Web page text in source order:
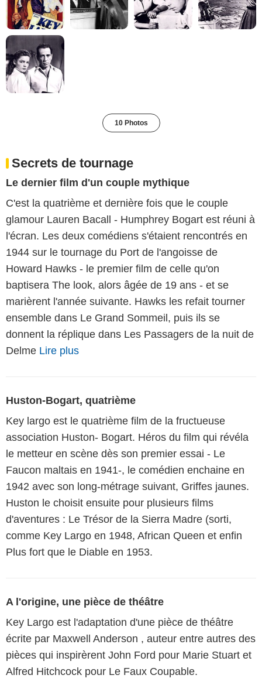
10 Photos
Secrets de tournage
Le dernier film d'un couple mythique
C'est la quatrième et dernière fois que le couple
glamour Lauren Bacall - Humphrey Bogart est réuni à
l'écran. Les deux comédiens s'étaient rencontrés en
1944 sur le tournage du Port de l'angoisse de
Howard Hawks - le premier film de celle qu'on
baptisera The look, alors âgée de 19 ans - et se
marièrent l'année suivante. Hawks les refait tourner
ensemble dans Le Grand Sommeil, puis ils se
donnent la réplique dans Les Passagers de la nuit de
Delme Lire plus
Huston-Bogart, quatrième
Key largo est le quatrième film de la fructueuse
association Huston- Bogart. Héros du film qui révéla
le metteur en scène dès son premier essai - Le
Faucon maltais en 1941-, le comédien enchaine en
1942 avec son long-métrage suivant, Griffes jaunes.
Huston le choisit ensuite pour plusieurs films
d'aventures : Le Trésor de la Sierra Madre (sorti,
comme Key Largo en 1948, African Queen et enfin
Plus fort que le Diable en 1953.
A l'origine, une pièce de théâtre
Key Largo est l'adaptation d'une pièce de théâtre
écrite par Maxwell Anderson , auteur entre autres des
pièces qui inspirèrent John Ford pour Marie Stuart et
Alfred Hitchcock pour Le Faux Coupable.